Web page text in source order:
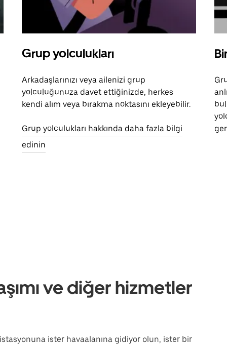
Grup yolculukları
Arkadaşlarınızı veya ailenizi grup
yolculuğunuza davet ettiğinizde, herkes
kendi alım veya bırakma noktasını ekleyebilir.
Grup yolculukları hakkında daha fazla bilgi
edinin
ve diğer hizmetler
ister havaalanına gidiyor olun, ister bir